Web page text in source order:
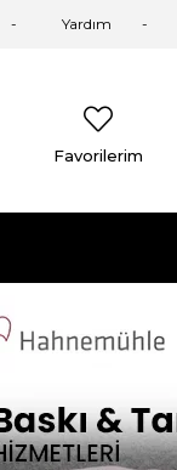
Yardım
Favorilerim